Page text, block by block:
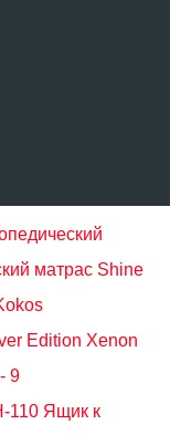
матрас Shine
Edition Xenon
9
110 Ящик к